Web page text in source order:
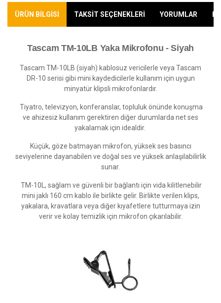
ÜRÜN BİLGİSİ TAKSİT SEÇENEKLERİ YORUMLAR
Tascam TM-10LB Yaka Mikrofonu - Siyah
Tascam TM-10LB (siyah) kablosuz vericilerle veya Tascam
DR-10 serisi gibi mini kaydedicilerle kullanım için uygun
minyatür klipsli mikrofonlardır.
Tiyatro, televizyon, konferanslar, topluluk önünde konuşma
ve ahizesiz kullanım gerektiren diğer durumlarda net ses
yakalamak için idealdir.
Küçük, göze batmayan mikrofon, yüksek ses basıncı
seviyelerine dayanabilen ve doğal ses ve yüksek anlaşılabilirlik
sunar.
TM-10L, sağlam ve güvenli bir bağlantı için vida kilitlenebilir
mini jaklı 160 cm kablo ile birlikte gelir. Birlikte verilen klips,
yakalara, kravatlara veya diğer kıyafetlere tutturmaya izin
verir ve kolay temizlik için mikrofon çıkarılabilir.